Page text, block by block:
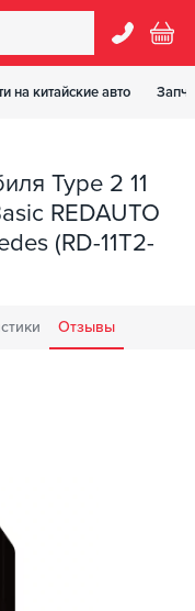
на китайские авто
Type 2 11
REDAUTO
(RD-11T2-
Отзывы